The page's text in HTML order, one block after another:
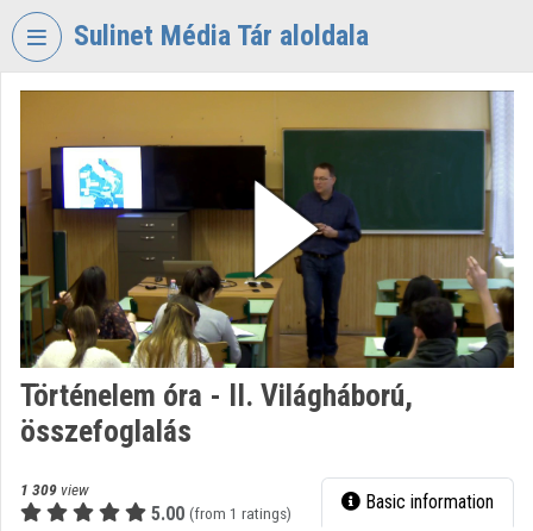
Skip header
Sulinet Média Tár aloldala
SULINET
MÉDIA
TÁR
Organization home
Log In
Categories
Történelem óra - II. Világháború,
összefoglalás
1 309 view
5.00 (from 1 ratings) Basic information